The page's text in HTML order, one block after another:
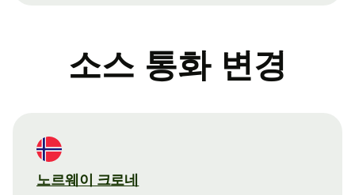
소스 통화 변경
노르웨이 크로네